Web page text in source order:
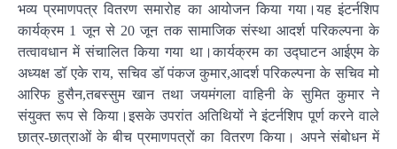
भव्य प्रमाणपत्र वितरण समारोह का आयोजन किया गया।यह इंटर्नशिप
कार्यक्रम 1 जून से 20 जून तक सामाजिक संस्था आदर्श परिकल्पना के
तत्वावधान में संचालित किया गया था।कार्यक्रम का उद्घाटन आईएम के
अध्यक्ष डॉ एके राय, सचिव डॉ पंकज कुमार,आदर्श परिकल्पना के सचिव मो
आरिफ हुसैन,तबस्सुम खान तथा जयमंगला वाहिनी के सुमित कुमार ने
संयुक्त रूप से किया।इसके उपरांत अतिथियों ने इंटर्नशिप पूर्ण करने वाले
छात्र-छात्राओं के बीच प्रमाणपत्रों का वितरण किया। अपने संबोधन में